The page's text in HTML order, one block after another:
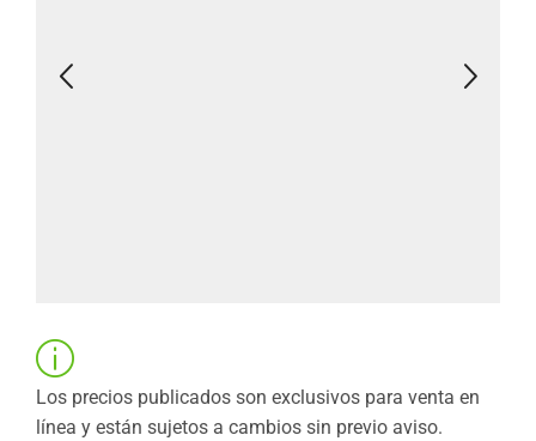
Los precios publicados son exclusivos para venta en
línea y están sujetos a cambios sin previo aviso.